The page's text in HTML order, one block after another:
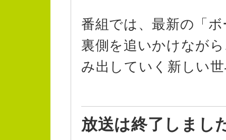
番組では、最新の「
裏側を追いかけなが
み出していく新しい
放送は終了しまし